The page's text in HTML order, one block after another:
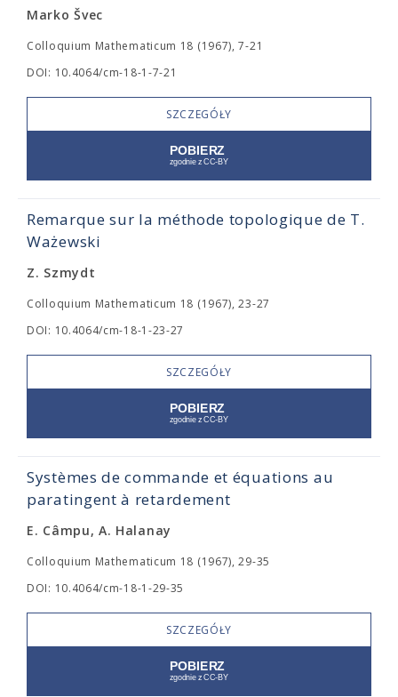
Marko Švec
Colloquium Mathematicum 18 (1967), 7-21
DOI: 10.4064/cm-18-1-7-21
SZCZEGÓŁY
Remarque sur la méthode topologique de T.
Ważewski
Z. Szmydt
Colloquium Mathematicum 18 (1967), 23-27
DOI: 10.4064/cm-18-1-23-27
SZCZEGÓŁY
Systèmes de commande et équations au
paratingent à retardement
E. Câmpu, A. Halanay
Colloquium Mathematicum 18 (1967), 29-35
DOI: 10.4064/cm-18-1-29-35
SZCZEGÓŁY